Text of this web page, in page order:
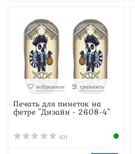
избранное сравнить
Печать для пинеток на
фетре "Дизайн - 2608-4"
(0)